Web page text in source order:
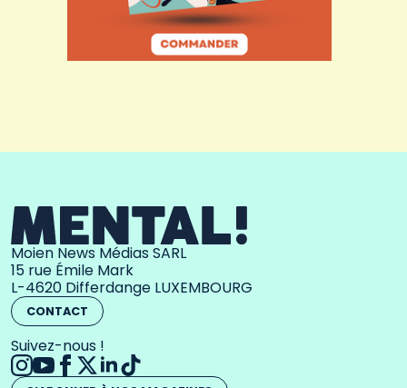
Moien News Médias SARL
15 rue Émile Mark
L-4620 Differdange LUXEMBOURG
CONTACT
Suivez-nous !